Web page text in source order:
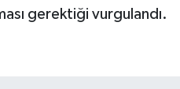
gerektiği vurgulandı.